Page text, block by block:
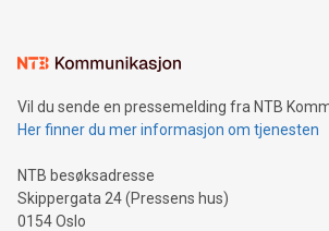
Vil du sende en pressemelding fra NTB
Her finner du mer informasjon om tjenesten
NTB besøksadresse
Skippergata 24 (Pressens hus)
0154 Oslo